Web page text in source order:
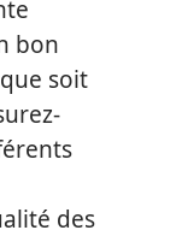
bon
soit
des